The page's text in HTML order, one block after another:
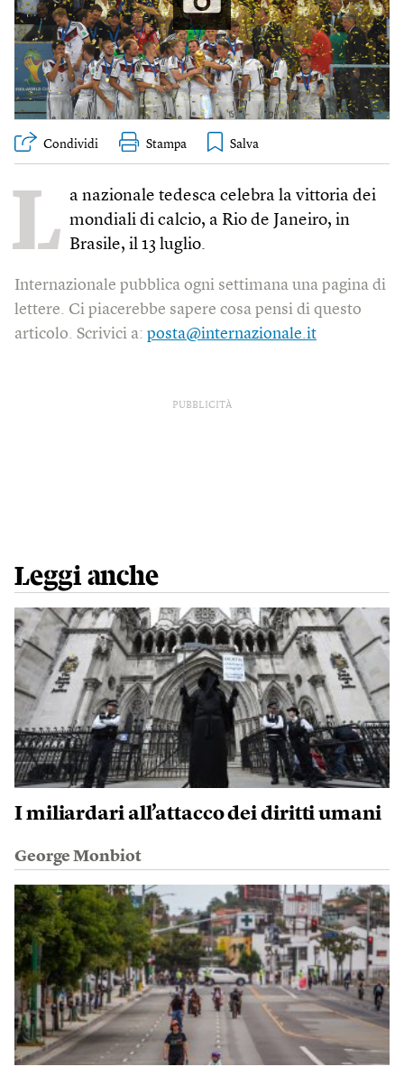
Condividi Stampa
L a nazionale tedesca celebra la vittoria dei
mondiali di calcio, a Rio de Janeiro, in
Brasile, il 13 luglio.
Internazionale pubblica ogni settimana una pagina di
lettere. Ci piacerebbe sapere cosa pensi di questo
articolo. Scrivici a: posta@internazionale.it
PUBBLICITÀ
Leggi anche
I miliardari all’attacco dei diritti umani
George Monbiot